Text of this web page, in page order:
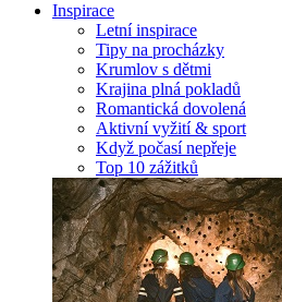
Inspirace
Letní inspirace
Tipy na procházky
Krumlov s dětmi
Krajina plná pokladů
Romantická dovolená
Aktivní vyžití & sport
Když počasí nepřeje
Top 10 zážitků